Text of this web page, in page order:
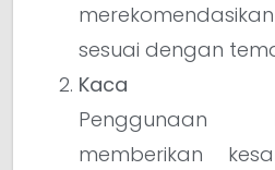
sesuai dengan
Kaca
memberikan